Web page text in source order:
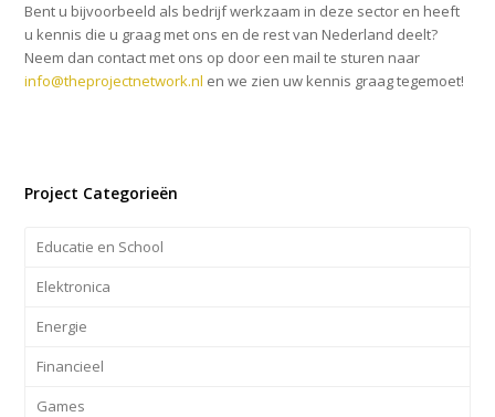
Bent u bijvoorbeeld als bedrijf werkzaam in deze sector en heeft
u kennis die u graag met ons en de rest van Nederland deelt?
Neem dan contact met ons op door een mail te sturen naar
info@theprojectnetwork.nl en we zien uw kennis graag tegemoet!
Project Categorieën
Educatie en School
Elektronica
Energie
Financieel
Games